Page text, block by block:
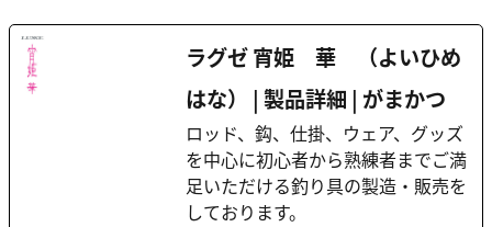
ラグゼ 宵姫 華 （よいひめ
はな） | 製品詳細 | がまかつ
ロッド、鈎、仕掛、ウェア、グッズ
を中心に初心者から熟練者までご満
足いただける釣り具の製造・販売を
しております。